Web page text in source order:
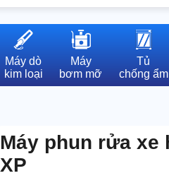
Máy dò
kim loại
Máy
bơm mỡ
Tủ
chống ẩm
Máy phun rửa xe
XP